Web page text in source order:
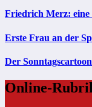
Friedrich Merz:
Erste Frau an der
Der
Online-